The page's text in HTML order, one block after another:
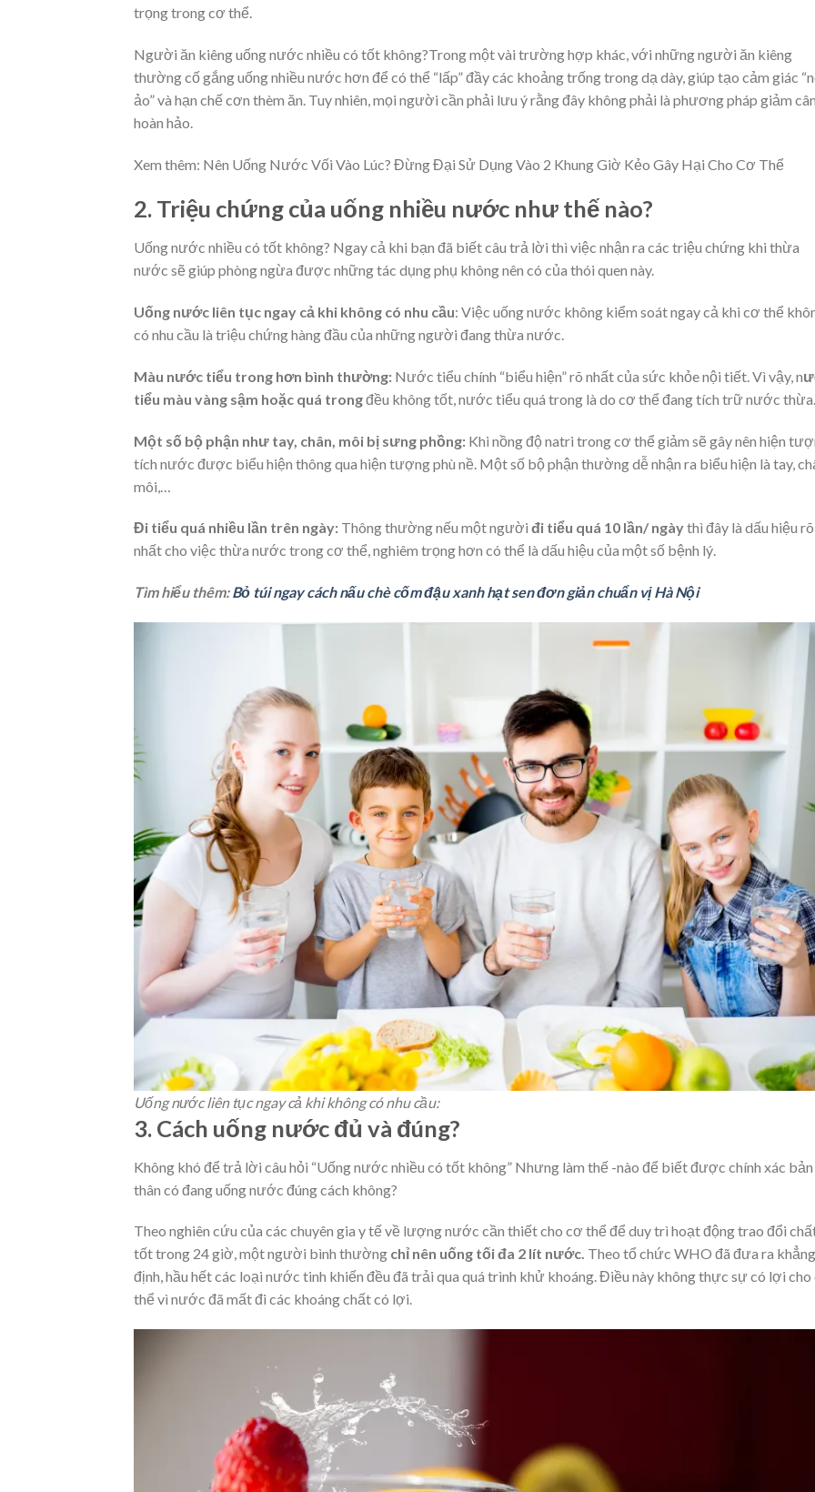
trọng trong cơ thể.
Người ăn kiêng uống nước nhiều có tốt không?Trong một vài trường hợp khác, với những người ăn kiêng
thường cố gắng uống nhiều nước hơn để có thể “lấp” đầy các khoảng trống trong dạ dày, giúp tạo cảm giác
ảo” và hạn chế cơn thèm ăn. Tuy nhiên, mọi người cần phải lưu ý rằng đây không phải là phương pháp giảm
hoàn hảo.
Xem thêm: Nên Uống Nước Vối Vào Lúc? Đừng Đại Sử Dụng Vào 2 Khung Giờ Kẻo Gây Hại Cho Cơ Thể
2. Triệu chứng của uống nhiều nước như thế nào?
Uống nước nhiều có tốt không? Ngay cả khi bạn đã biết câu trả lời thì việc nhận ra các triệu chứng khi thừa
nước sẽ giúp phòng ngừa được những tác dụng phụ không nên có của thói quen này.
Uống nước liên tục ngay cả khi không có nhu cầu: Việc uống nước không kiểm soát ngay cả khi cơ thể
có nhu cầu là triệu chứng hàng đầu của những người đang thừa nước.
Màu nước tiểu trong hơn bình thường: Nước tiểu chính “biểu hiện” rõ nhất của sức khỏe nội tiết. Vì vậy, n
tiểu màu vàng sậm hoặc quá trongđều không tốt, nước tiểu quá trong là do cơ thể đang tích trữ nước thừa.
Một số bộ phận như tay, chân, môi bị sưng phồng: Khi nồng độ natri trong cơ thể giảm sẽ gây nên hiện
tích nước được biểu hiện thông qua hiện tượng phù nề. Một số bộ phận thường dễ nhận ra biểu hiện là tay,
môi,…
Đi tiểu quá nhiều lần trên ngày: Thông thường nếu một người đi tiểu quá 10 lần/ ngàythì đây là dấu hiệu rõ
nhất cho việc thừa nước trong cơ thể, nghiêm trọng hơn có thể là dấu hiệu của một số bệnh lý.
Tìm hiểu thêm:Bỏ túi ngay cách nấu chè cốm đậu xanh hạt sen đơn giản chuẩn vị Hà Nội
Uống nước liên tục ngay cả khi không có nhu cầu:
3. Cách uống nước đủ và đúng?
Không khó để trả lời câu hỏi “Uống nước nhiều có tốt không” Nhưng làm thế -nào để biết được chính xác bản
thân có đang uống nước đúng cách không?
Theo nghiên cứu của các chuyên gia y tế về lượng nước cần thiết cho cơ thể để duy trì hoạt động trao đổi
tốt trong 24 giờ, một người bình thường chỉ nên uống tối đa 2 lít nước. Theo tổ chức WHO đã đưa ra khẳng
định, hầu hết các loại nước tinh khiến đều đã trải qua quá trình khử khoáng. Điều này không thực sự có lợi
thể vì nước đã mất đi các khoáng chất có lợi.